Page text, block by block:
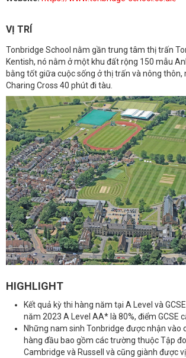
VỊ TRÍ
Tonbridge School nằm gần trung tâm thị trấn
Kentish, nó nằm ở một khu đất rộng 150 mẫu
bằng tốt giữa cuộc sống ở thị trấn và nông thôn,
Charing Cross 40 phút đi tàu.
HIGHLIGHT
Kết quả kỳ thi hàng năm tại A Level và
năm 2023 A Level AA* là 80%, điểm GCSE
Những nam sinh Tonbridge được nhận vào
hàng đầu bao gồm các trường thuộc Tập
Cambridge và Russell và cũng giành được